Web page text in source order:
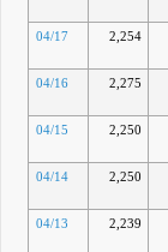
04/17 2,254
04/16 2,275
04/15 2,250
04/14 2,250
04/13 2,239